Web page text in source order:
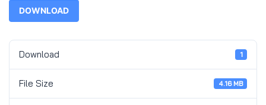
DOWNLOAD
Download 1
File Size 4.16 MB